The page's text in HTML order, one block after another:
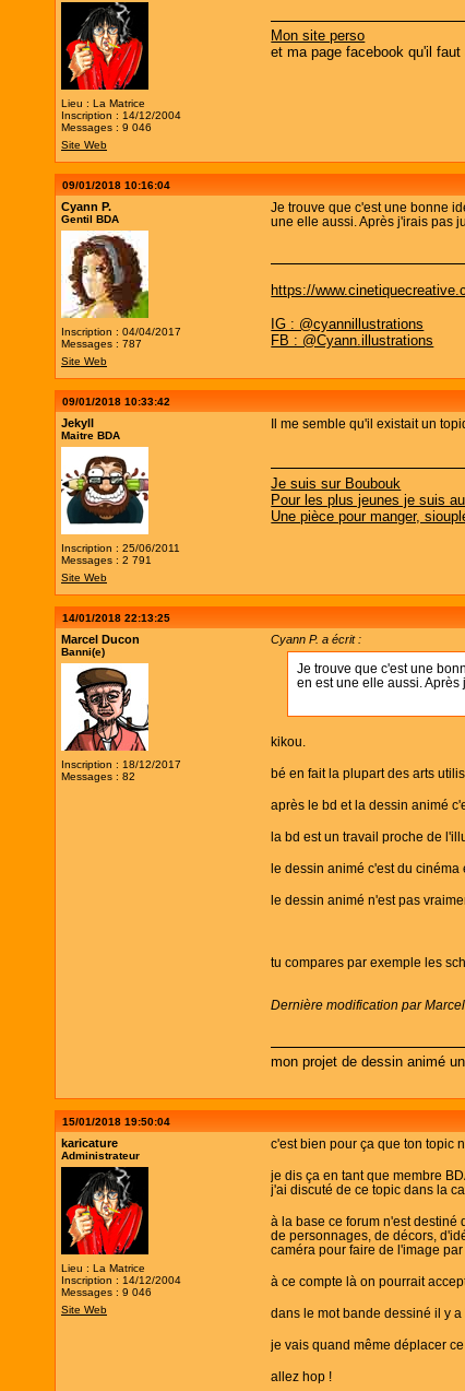
Lieu : La Matrice
Inscription : 14/12/2004
Messages : 9 046
Site Web
Mon site perso
et ma page facebook qu'il
09/01/2018 10:16:04
Cyann P.
Gentil BDA
Inscription : 04/04/2017
Messages : 787
Site Web
Je trouve que c'est une bonne
une elle aussi. Après j'irais pas
https://
IG : @cyannillustrations
FB : @Cyann.illustrations
09/01/2018 10:33:42
Jekyll
Maitre BDA
Inscription : 25/06/2011
Messages : 2 791
Site Web
Il me semble qu'il existait un
Je suis sur Boubouk
Pour les plus jeunes je suis
Une pièce pour manger,
14/01/2018 22:13:25
Marcel Ducon
Banni(e)
Inscription : 18/12/2017
Messages : 82
Cyann P. a écrit :
Je trouve que c'est une
en est une elle aussi.
kikou.
bé en fait la plupart des arts
après le bd et la dessin animé
la bd est un travail proche de
le dessin animé c'est du
le dessin animé n'est pas
tu compares par exemple les
Dernière modification par
mon projet de dessin animé
15/01/2018 19:50:04
karicature
Administrateur
Lieu : La Matrice
Inscription : 14/12/2004
Messages : 9 046
Site Web
c'est bien pour ça que ton topic
je dis ça en tant que membre
j'ai discuté de ce topic dans la
à la base ce forum n'est destiné
de personnages, de décors,
caméra pour faire de l'image
à ce compte là on pourrait
dans le mot bande dessiné il y
je vais quand même déplacer
allez hop !